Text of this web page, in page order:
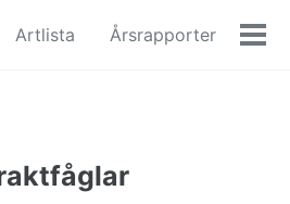
Artlista Årsrapporter